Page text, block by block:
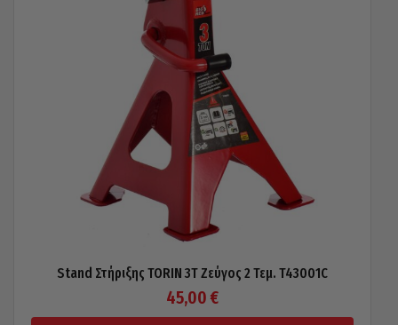
Stand Στήριξης TORIN 3T Ζεύγος 2 Τεμ. T43001C
45,00 €